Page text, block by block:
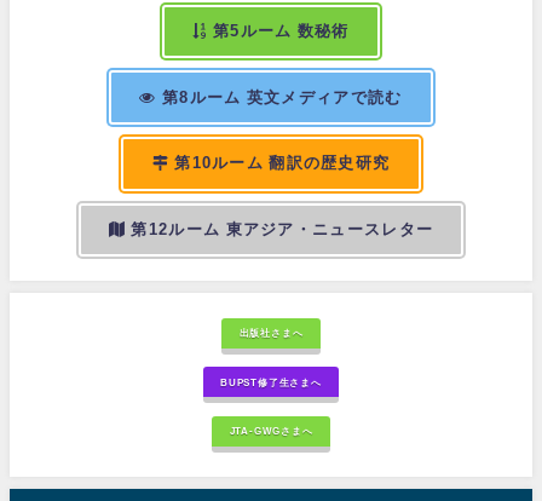
第5ルーム 数秘術
第8ルーム 英文メディアで読む
第10ルーム 翻訳の歴史研究
第12ルーム 東アジア・ニュースレター
出版社さまへ
BUPST修了生さまへ
JTA-GWGさまへ